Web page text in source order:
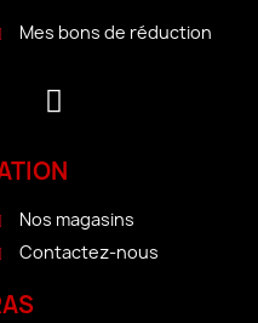
Mes bons de réduction
Nos magasins
Contactez-nous